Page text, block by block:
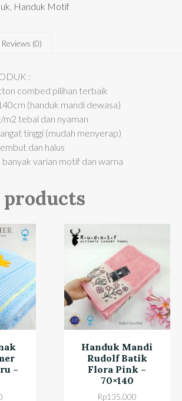
, Handuk Motif
Reviews (0)
:
combed pilihan terbaik
(handuk mandi dewasa)
m2 tebal dan nyaman
tinggi (mudah menyerap)
dan halus
banyak varian motif dan warna
products
–
Handuk Mandi
Rudolf Batik
Flora Pink –
70×140
Rp135.000